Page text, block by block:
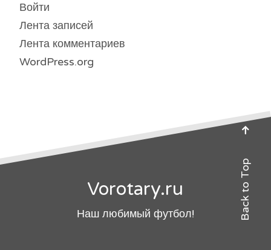
Войти
Лента записей
Лента комментариев
WordPress.org
Vorotary.ru
Наш любимый футбол! Back to Top